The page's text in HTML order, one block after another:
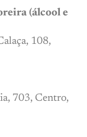
(álcool e
108,
703, Centro,